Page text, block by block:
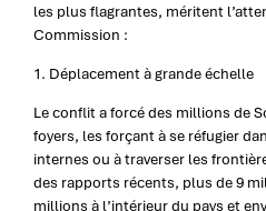
les plus flagrantes, méritent
Commission :
1. Déplacement à grande échelle
Le conflit a forcé des millions de
foyers, les forçant à se réfugier
internes ou à traverser les
des rapports récents, plus de 9
millions à l’intérieur du pays et